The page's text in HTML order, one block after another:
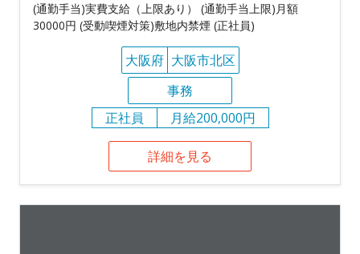
(通勤手当)実費支給（上限あり） (通勤手当上限)月額
30000円 (受動喫煙対策)敷地内禁煙 (正社員)
大阪府 大阪市北区
事務
正社員
月給200,000円
詳細を見る